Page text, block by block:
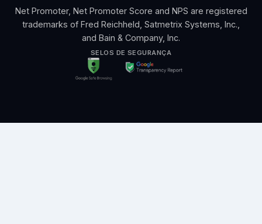
Net Promoter, Net Promoter Score and NPS are registered
trademarks of Fred Reichheld, Satmetrix Systems, Inc.,
and Bain & Company, Inc.
SELOS DE SEGURANÇA